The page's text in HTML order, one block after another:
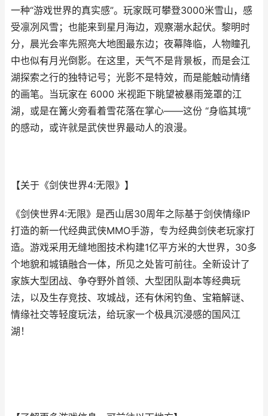
一种“游戏世界的真实感”。玩家既可攀登3000米雪山，感
受凛冽风雪；也能来到星月海边，观察潮水起伏。黎明时
分，晨光会率先照亮大地图最东边；夜幕降临，人物瞳孔
中也似有月光倒影。在这里，天气不是背景板，而是会江
湖探索之行的独特记号；光影不是特效，而是能触动情绪
的画笔。当玩家在 6000 米视距下眺望被暴雨笼罩的江
湖，或是在篝火旁看着雪花落在掌心——这份 “身临其境”
的感动，或许就是武侠世界最动人的浪漫。
【关于《剑侠世界4:无限》】
《剑侠世界4:无限》是西山居30周年之际基于剑侠情缘IP
打造的新一代经典武侠MMO手游，专为经典剑侠老玩家打
造。游戏采用无缝地图技术构建1亿平方米的大世界，30多
个地貌和城镇融合一体，所见之处皆可前往。全新设计了
家族大型团战、争夺野外首领、大型团队副本等经典玩
法，以及生存竞技、攻城战，还有休闲钓鱼、宝箱解谜、
情缘社交等轻度玩法，给玩家一个极具沉浸感的国风江
湖！